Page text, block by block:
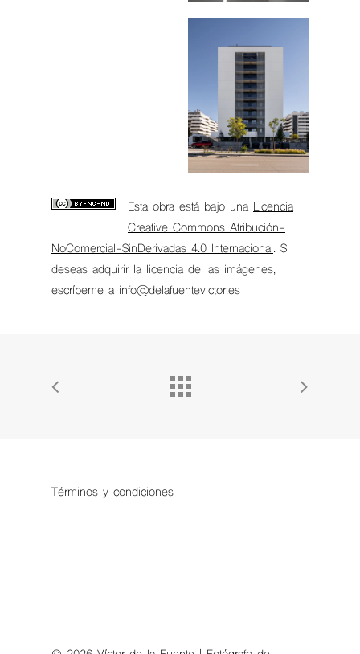
Esta obra está bajo una Licencia
Creative Commons Atribución-
NoComercial-SinDerivadas 4.0 Internacional. Si
deseas adquirir la licencia de las imágenes,
escríbeme a info@delafuentevictor.es
Términos y condiciones